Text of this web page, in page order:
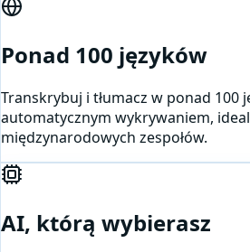
Ponad 100 języków
Transkrybuj i tłumacz w ponad 100
automatycznym wykrywaniem,
międzynarodowych zespołów.
AI, którą wybierasz